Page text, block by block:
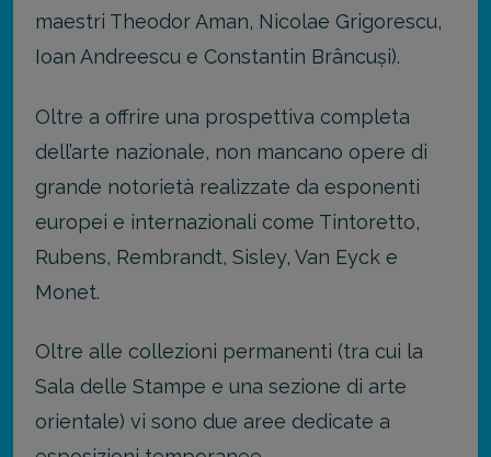
maestri Theodor Aman, Nicolae Grigorescu,
Ioan Andreescu e Constantin Brâncuși).
Oltre a offrire una prospettiva completa
dell’arte nazionale, non mancano opere di
grande notorietà realizzate da esponenti
europei e internazionali come Tintoretto,
Rubens, Rembrandt, Sisley, Van Eyck e
Monet.
Oltre alle collezioni permanenti (tra cui la
Sala delle Stampe e una sezione di arte
orientale) vi sono due aree dedicate a